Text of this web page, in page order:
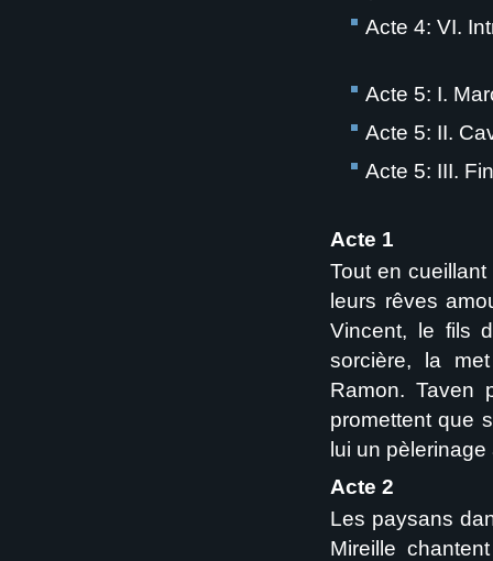
Acte 4: VI.
Acte 5: I.
Acte 5: II.
Acte 5: III.
Acte 1
Tout en
leurs rêves
Vincent, le fils
sorcière, la
Ramon. Taven
promettent que
lui un
Acte 2
Les paysans
Mireille